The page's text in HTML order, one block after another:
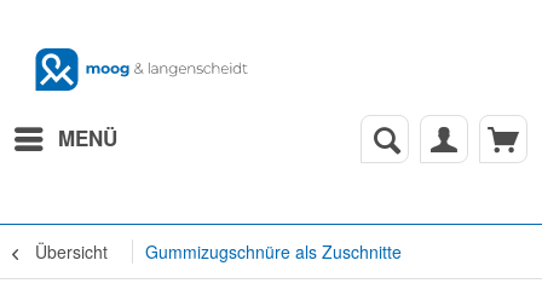
MENÜ
Übersicht Gummizugschnüre als Zuschnitte